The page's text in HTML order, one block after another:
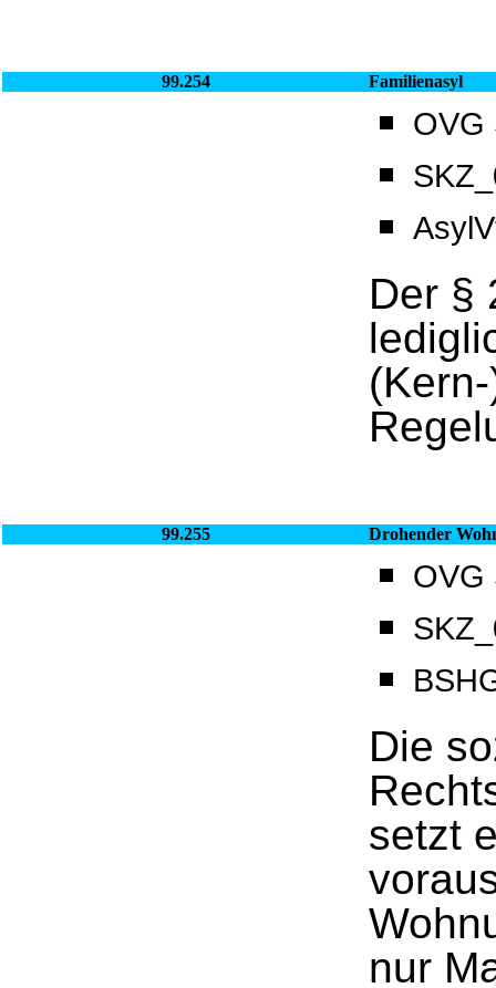
99.254 Familienasyl
OVG
Der §
99.255 Drohender
OVG
Die
setzt
nur